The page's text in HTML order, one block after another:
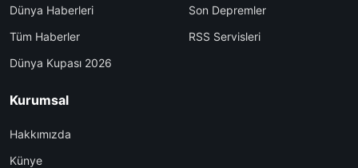
Dünya Haberleri
Tüm Haberler
Dünya Kupası 2026
Son Depremler
RSS Servisleri
Kurumsal
Hakkımızda
Künye